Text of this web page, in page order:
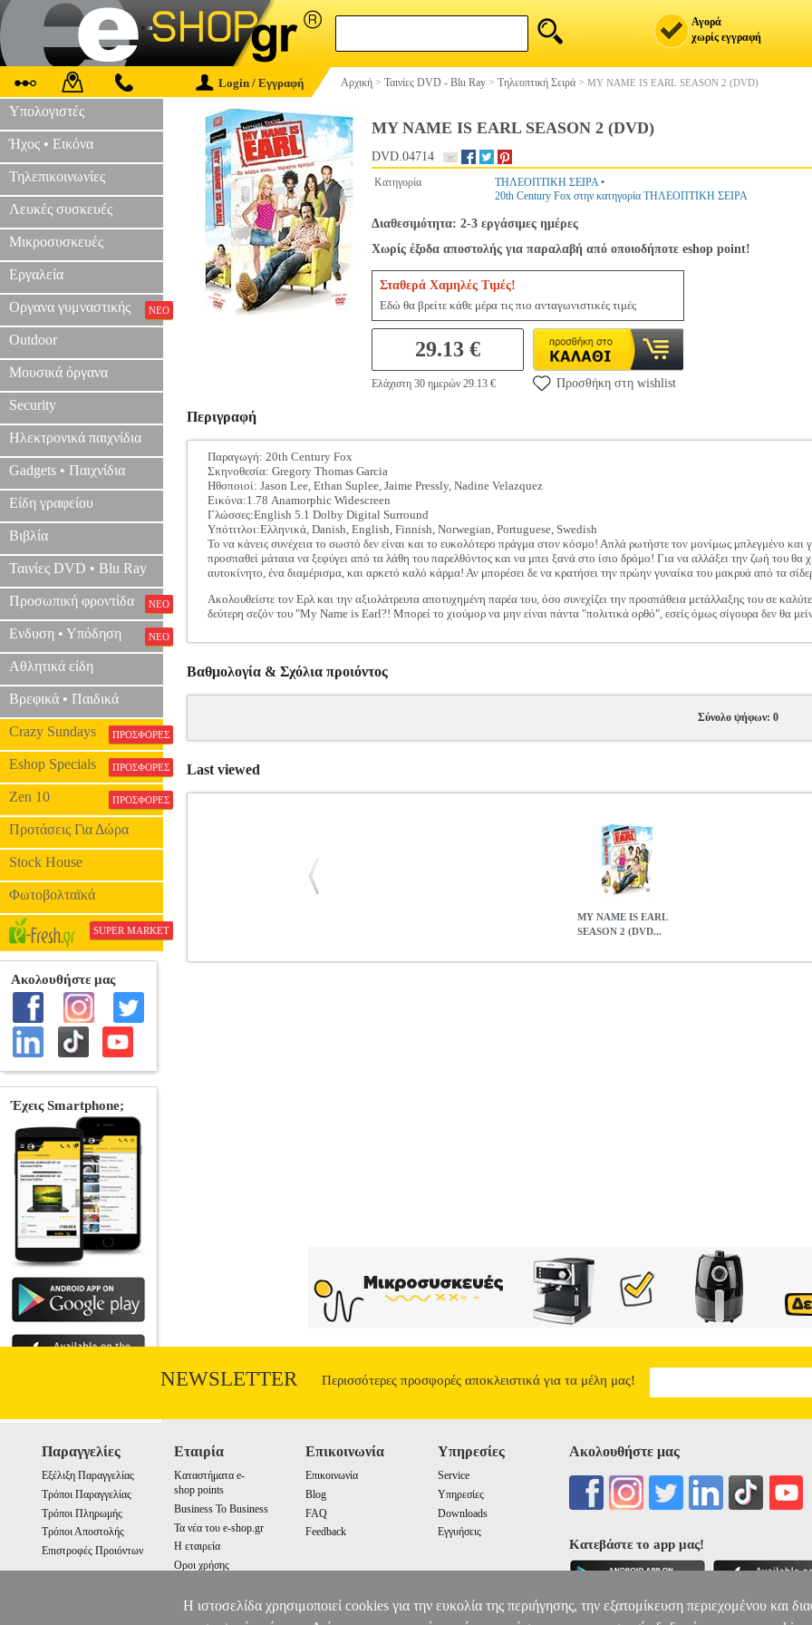
Αγορά
χωρίς εγγραφή
Login / Εγγραφή Αρχική > Ταινίες DVD - Blu Ray > Τηλεοπτική Σειρά > MY NAME IS EARL SEASON 2 (DVD)
Υπολογιστές
Ήχος • Εικόνα
Τηλεπικοινωνίες
Λευκές συσκευές
Μικροσυσκευές
Εργαλεία
Οργανα γυμναστικής ΝΕΟ
Outdoor
Μουσικά όργανα
Security
Ηλεκτρονικά παιχνίδια
Gadgets • Παιχνίδια
Είδη γραφείου
Βιβλία
Ταινίες DVD • Blu Ray
Προσωπική φροντίδα ΝΕΟ
Ενδυση • Υπόδηση ΝΕΟ
Αθλητικά είδη
Βρεφικά • Παιδικά
Crazy Sundays ΠΡΟΣΦΟΡΕΣ
Eshop Specials ΠΡΟΣΦΟΡΕΣ
Zen 10 ΠΡΟΣΦΟΡΕΣ
Προτάσεις Για Δώρα
Stock House
Φωτοβολταϊκά
SUPER MARKET
MY NAME IS EARL SEASON 2 (DVD)
DVD.04714
Κατηγορία ΤΗΛΕΟΠΤΙΚΗ ΣΕΙΡΑ•
20th Century Fox στην κατηγορία ΤΗΛΕΟΠΤΙΚΗ ΣΕΙΡΑ
Διαθεσιμότητα: 2-3 εργάσιμες ημέρες
Χωρίς έξοδα αποστολής για παραλαβή από οποιοδήποτε eshop point!
Σταθερά Χαμηλές Τιμές!
Εδώ θα βρείτε κάθε μέρα τις πιο ανταγωνιστικές τιμές
29.13 €
Ελάχιστη 30 ημερών 29.13 € Προσθήκη στη wishlist
Περιγραφή
Παραγωγή: 20th Century Fox
Σκηνοθεσία: Gregory Thomas Garcia
Ηθοποιοί: Jason Lee, Ethan Suplee, Jaime Pressly, Nadine Velazquez
Εικόνα:1.78 Anamorphic Widescreen
Γλώσσες:English 5.1 Dolby Digital Surround
Υπότιτλοι:Ελληνικά, Danish, English, Finnish, Norwegian, Portuguese, Swedish
Το να κάνεις συνέχεια το σωστό δεν είναι και το ευκολότερο πράγμα στον κόσμο! Απλά ρωτήστε τον μονίμως μπλεγμένο και
προσπαθεί μάταια να ξεφύγει από τα λάθη του παρελθόντος και να μπει ξανά στο ίσιο δρόμο! Για να αλλάξει την ζωή του θα
αυτοκίνητο, ένα διαμέρισμα, και αρκετό καλό κάρμα! Αν μπορέσει δε να κρατήσει την πρώην γυναίκα του μακρυά από τα
Ακολουθείστε τον Ερλ και την αξιολάτρευτα αποτυχημένη παρέα του, όσο συνεχίζει την προσπάθεια μετάλλαξης του σε
δεύτερη σεζόν του "My Name is Earl?! Μπορεί το χιούμορ να μην είναι πάντα "πολιτικά ορθό", εσείς όμως σίγουρα δεν θα
Βαθμολογία & Σχόλια προιόντος
Σύνολο ψήφων: 0
Last viewed
MY NAME IS EARL
SEASON 2 (DVD...
NEWSLETTER Περισσότερες προσφορές αποκλειστικά για τα μέλη μας!
Παραγγελίες
Εξέλιξη Παραγγελίας
Τρόποι Παραγγελίας
Τρόποι Πληρωμής
Τρόποι Αποστολής
Επιστροφές Προιόντων
Εταιρία
Καταστήματα e-
shop points
Business To Business
Τα νέα του e-shop.gr
Η εταιρεία
Οροι χρήσης
Επικοινωνία
Επικοινωνία
Blog
FAQ
Feedback
Υπηρεσίες
Service
Υπηρεσίες
Downloads
Εγγυήσεις
Ακολουθήστε μας
Κατεβάστε το app μας!
Η ιστοσελίδα χρησιμοποιεί cookies για την ευκολία της περιήγησης, την εξατομίκευση περιεχομένου και